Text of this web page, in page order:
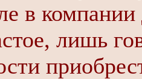
в
лишь